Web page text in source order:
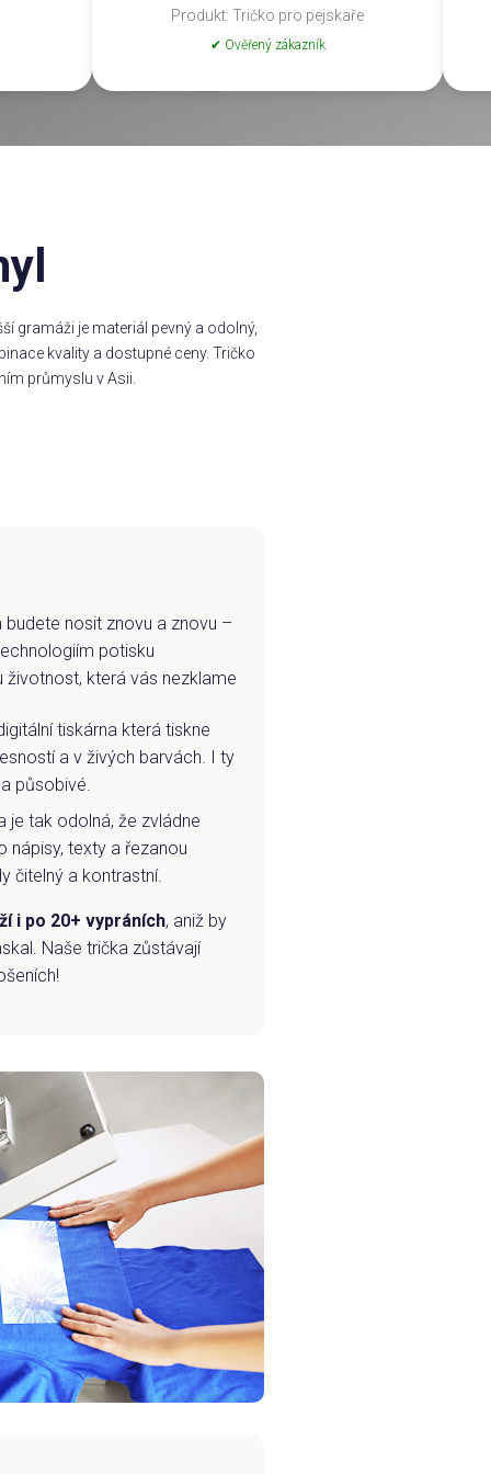
Produkt: Tričko pro pejskaře
✔ Ověřený zákazník
gramáži je materiál pevný a odolný,
kvality a dostupné ceny. Tričko
průmyslu v Asii.
nosit znovu a znovu –
potisku
životnost, která vás nezklame
tiskárna která tiskne
a v živých barvách. I ty
působivé.
je tak odolná, že zvládne
nápisy, texty a řezanou
čitelný a kontrastní.
i po 20+ vypráních, aniž by
Naše trička zůstávají